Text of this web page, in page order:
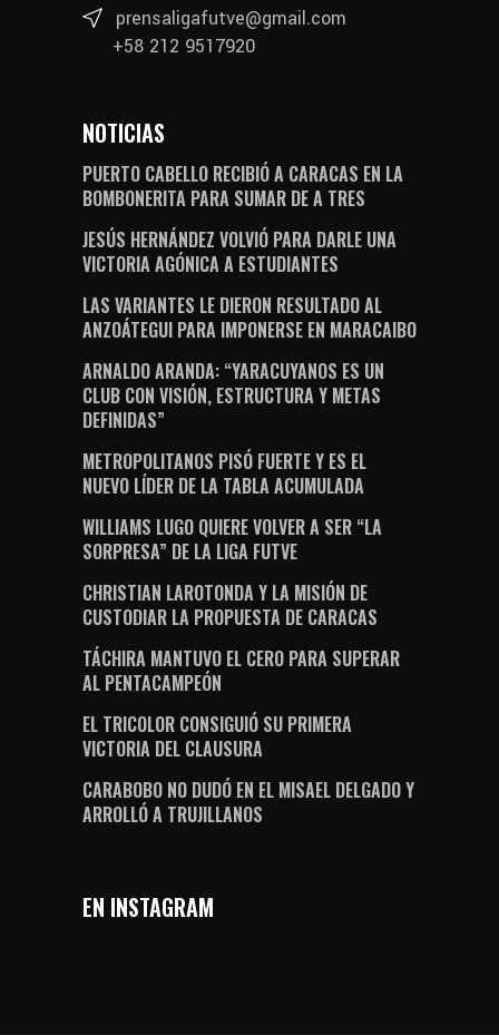
prensaligafutve@gmail.com
+58 212 9517920
NOTICIAS
PUERTO CABELLO RECIBIÓ A CARACAS EN LA
BOMBONERITA PARA SUMAR DE A TRES
JESÚS HERNÁNDEZ VOLVIÓ PARA DARLE UNA
VICTORIA AGÓNICA A ESTUDIANTES
LAS VARIANTES LE DIERON RESULTADO AL
ANZOÁTEGUI PARA IMPONERSE EN MARACAIBO
ARNALDO ARANDA: “YARACUYANOS ES UN
CLUB CON VISIÓN, ESTRUCTURA Y METAS
DEFINIDAS”
METROPOLITANOS PISÓ FUERTE Y ES EL
NUEVO LÍDER DE LA TABLA ACUMULADA
WILLIAMS LUGO QUIERE VOLVER A SER “LA
SORPRESA” DE LA LIGA FUTVE
CHRISTIAN LAROTONDA Y LA MISIÓN DE
CUSTODIAR LA PROPUESTA DE CARACAS
TÁCHIRA MANTUVO EL CERO PARA SUPERAR
AL PENTACAMPEÓN
EL TRICOLOR CONSIGUIÓ SU PRIMERA
VICTORIA DEL CLAUSURA
CARABOBO NO DUDÓ EN EL MISAEL DELGADO Y
ARROLLÓ A TRUJILLANOS
EN INSTAGRAM